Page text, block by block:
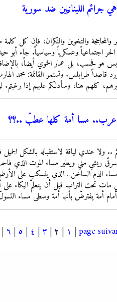
جرائم اللبنانيين ضد سورية
والمحاججة والتخوين والنكران، فإن كل
اجتماعياً وعسكرياً وسياسياً. جاء أبو
ليس هو فحسب، بل عمار الحموي أيضاً،
قاصداً طرابلس. وتستمر القائمة: محمد
كلهم هنا، وسأدلكم عليهم إذا
مسا أمة كلها عطبّ ..؟؟
.. ولا عندي لياقة لاستقباله بالشكل
ريشي مني ويطير مساء الموت الذي
مساء الدم الساخن…الذي ينسكب على
تحت التراب قبل أن يتعلمّ البكاء
أمة يفترضّ بأنها أمة وسطى مساء
١ | ٢ | ٣ | ٤ | ٥ | ٦ | | page